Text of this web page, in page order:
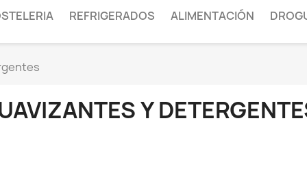
REFRIGERADOS ALIMENTACIÓN
Y